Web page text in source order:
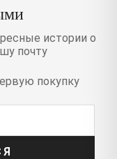
истории о
почту
покупку